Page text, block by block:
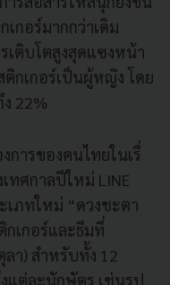
เกอร์มากกว่าเดิม
เติบโตสูงสุดแซงหน้า
กเกอร์เป็นผู้หญิง โดย
22%
งการของคนไทยในเรื่
เทศกาลปีใหม่ LINE
เภทใหม่ “ดวงชะตา
กเกอร์และธีมที่
า) สำหรับทั้ง 12
แต่ละนักษัตร เช่นรูป